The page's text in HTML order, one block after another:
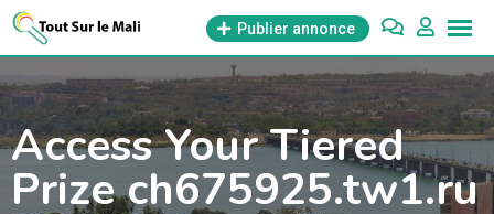
Aller
Publier annonce
Access Your Tiered
Prize ch675925.tw1.ru